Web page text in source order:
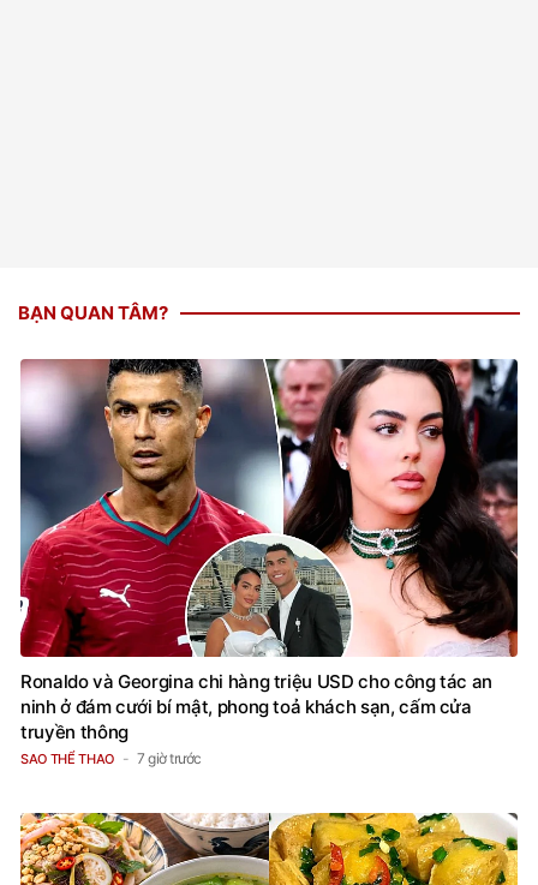
BẠN QUAN TÂM?
Ronaldo và Georgina chi hàng triệu USD cho công tác an
ninh ở đám cưới bí mật, phong toả khách sạn, cấm cửa
truyền thông
SAO THỂ THAO 7 giờ trước